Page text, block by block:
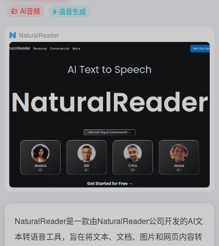
AI音频 # 语音生成
NaturalReader
NaturalReader是一款由NaturalReader公司开发的AI文
本转语音工具，旨在将文本、文档、图片和网页内容转